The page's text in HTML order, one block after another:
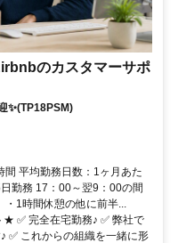
のカスタマーサポ
✨(TP18PSM)
平均勤務日数：1ヶ月あた
勤務 17：00～翌9：00の間
1時間休憩の他に前半...
✅ 完全在宅勤務♪ ✅ 弊社で
✅ これからの組織を一緒に形